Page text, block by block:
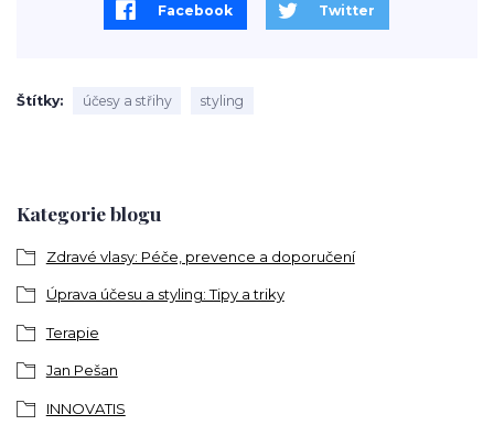
Kategorie blogu
Zdravé vlasy: Péče, prevence a doporučení
Úprava účesu a styling: Tipy a triky
Terapie
Jan Pešan
INNOVATIS
Facebook Twitter
Štítky účesy a střihy styling